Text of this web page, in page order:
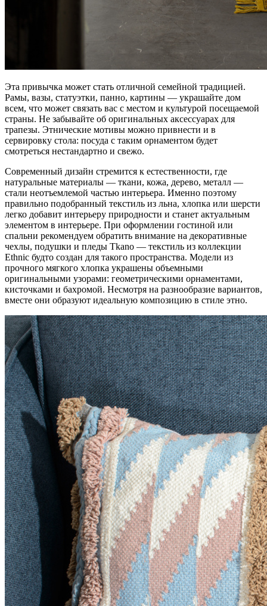
Эта привычка может стать отличной семейной традицией.
Рамы, вазы, статуэтки, панно, картины — украшайте дом
всем, что может связать вас с местом и культурой посещаемой
страны. Не забывайте об оригинальных аксессуарах для
трапезы. Этнические мотивы можно привнести и в
сервировку стола: посуда с таким орнаментом будет
смотреться нестандартно и свежо.
Современный дизайн стремится к естественности, где
натуральные материалы — ткани, кожа, дерево, металл —
стали неотъемлемой частью интерьера. Именно поэтому
правильно подобранный текстиль из льна, хлопка или шерсти
легко добавит интерьеру природности и станет актуальным
элементом в интерьере. При оформлении гостиной или
спальни рекомендуем обратить внимание на декоративные
чехлы, подушки и пледы Tkano — текстиль из коллекции
Ethnic будто создан для такого пространства. Модели из
прочного мягкого хлопка украшены объемными
оригинальными узорами: геометрическими орнаментами,
кисточками и бахромой. Несмотря на разнообразие вариантов,
вместе они образуют идеальную композицию в стиле этно.